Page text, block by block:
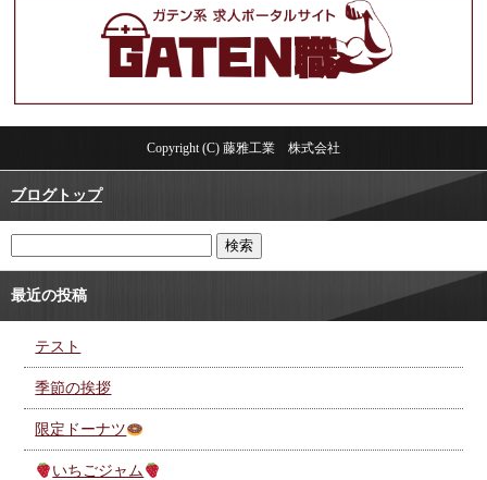
Copyright (C) 藤雅工業 株式会社
ブログトップ
最近の投稿
テスト
季節の挨拶
限定ドーナツ
いちごジャム